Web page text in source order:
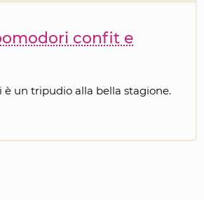
confit e
è un tripudio alla bella stagione.